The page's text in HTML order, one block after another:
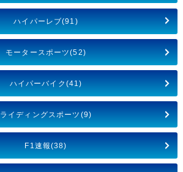
ハイパーレブ(91)
モータースポーツ(52)
ハイパーバイク(41)
ライディングスポーツ(9)
F1速報(38)